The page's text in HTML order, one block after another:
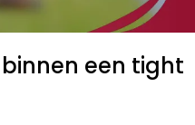
een tight